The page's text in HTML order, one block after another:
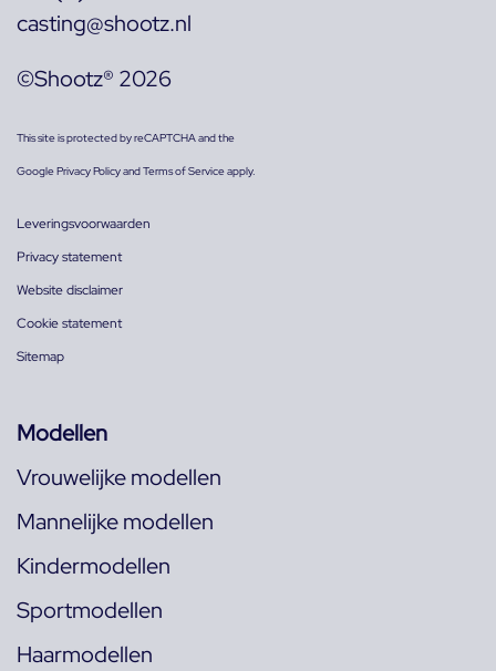
casting@shootz.nl
©Shootz® 2026
This site is protected by reCAPTCHA and the
GooglePrivacy PolicyandTerms of Serviceapply.
Leveringsvoorwaarden
Privacy statement
Website disclaimer
Cookie statement
Sitemap
Modellen
Vrouwelijke modellen
Mannelijke modellen
Kindermodellen
Sportmodellen
Haarmodellen